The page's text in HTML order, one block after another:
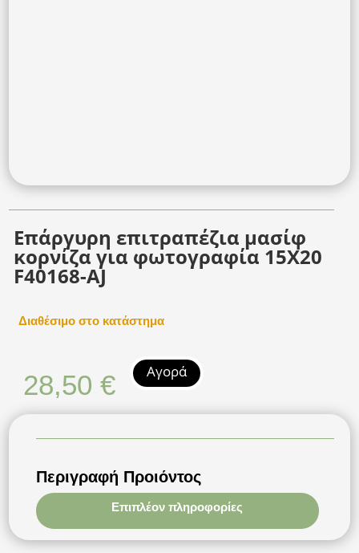
Επάργυρη επιτραπέζια μασίφ
κορνίζα για φωτογραφία 15Χ20
F40168-AJ
Διαθέσιμο στο κατάστημα
28,50€ Αγορά
Περιγραφή Προιόντος
Επιπλέον πληροφορίες